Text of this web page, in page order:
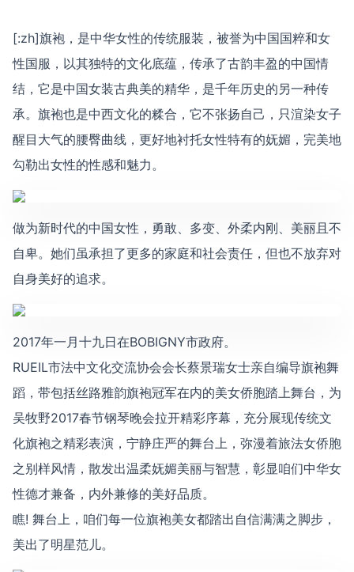
[:zh]旗袍，是中华女性的传统服装，被誉为中国国粹和女
性国服，以其独特的文化底蕴，传承了古韵丰盈的中国情
结，它是中国女装古典美的精华，是千年历史的另一种传
承。旗袍也是中西文化的糅合，它不张扬自己，只渲染女子
醒目大气的腰臀曲线，更好地衬托女性特有的妩媚，完美地
勾勒出女性的性感和魅力。
做为新时代的中国女性，勇敢、多变、外柔内刚、美丽且不
自卑。她们虽承担了更多的家庭和社会责任，但也不放弃对
自身美好的追求。
2017年一月十九日在BOBIGNY市政府。
RUEIL市法中文化交流协会会长蔡景瑞女士亲自编导旗袍舞
蹈，带包括丝路雅韵旗袍冠军在内的美女侨胞踏上舞台，为
吴牧野2017春节钢琴晚会拉开精彩序幕，充分展现传统文
化旗袍之精彩表演，宁静庄严的舞台上，弥漫着旅法女侨胞
之别样风情，散发出温柔妩媚美丽与智慧，彰显咱们中华女
性德才兼备，内外兼修的美好品质。
瞧! 舞台上，咱们每一位旗袍美女都踏出自信满满之脚步，
美出了明星范儿。